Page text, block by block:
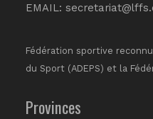
EMAIL:
Fédération sportive
du Sport (ADEPS) et la
Provinces